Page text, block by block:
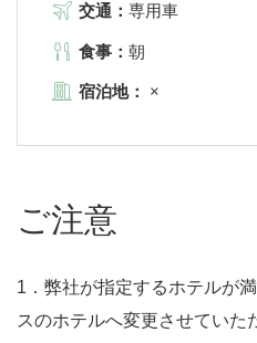
交通： 専用車
食事： 朝
宿泊地： ×
ご注意
1．弊社が指定するホテルが
スのホテルへ変更させていた